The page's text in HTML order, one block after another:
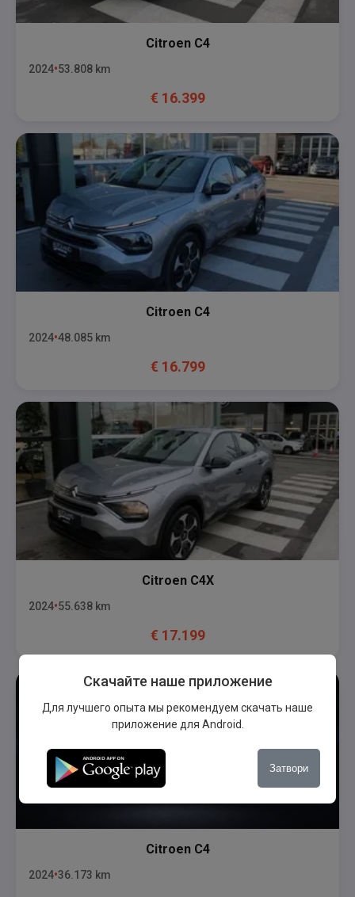
Citroen C4
2024 53.808 km
€ 16.399
Citroen C4
2024 48.085 km
€ 16.799
Citroen C4X
2024 55.638 km
€ 17.199
Citroen C4
2024 36.173 km
Скачайте наше приложение
Для лучшего опыта мы рекомендуем скачать наше
приложение для Android.
Затвори